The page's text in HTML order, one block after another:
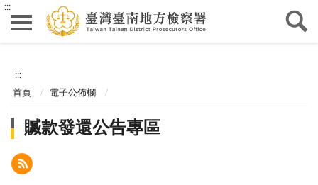
:::
:::
首頁 電子公佈欄
贓款發還公告專區